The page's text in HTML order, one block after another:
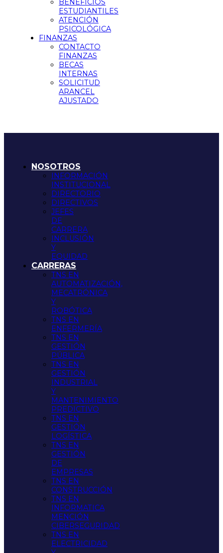
BENEFICIOS
ESTUDIANTILES
ATENCIÓN
PSICOLÓGICA
FINANZAS
CONTACTO
FINANZAS
BECAS
INTERNAS
SOLICITUD
ARANCEL
AJUSTADO
NOSOTROS
INFORMACIÓN
INSTITUCIONAL
DIRECTORIO
DIRECTIVOS
JEFES
DE
CARRERA
INCLUSIÓN
Y
EQUIDAD
CARRERAS
TNS EN
AUTOMATIZACIÓN,
MECATRÓNICA
Y
ROBÓTICA
TNS EN
ENFERMERÍA
TNS EN
GESTIÓN
PÚBLICA
TNS EN
GESTIÓN
INDUSTRIAL
Y
MANTENIMIENTO
PREDICTIVO
TNS EN
GESTIÓN
LOGÍSTICA
TNS EN
GESTIÓN
DE
EMPRESAS
TNS EN
CONSTRUCCIÓN
TNS EN
INFORMATICA
MENCIÓN
CIBERSEGURIDAD
TNS EN
ELECTRICIDAD